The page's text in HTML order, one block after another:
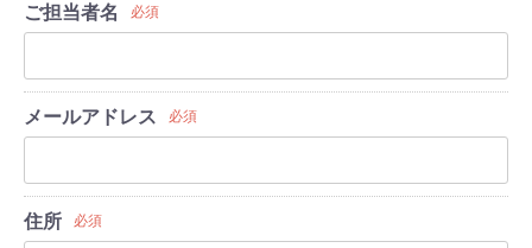
ご担当者名 必須
メールアドレス 必須
住所 必須